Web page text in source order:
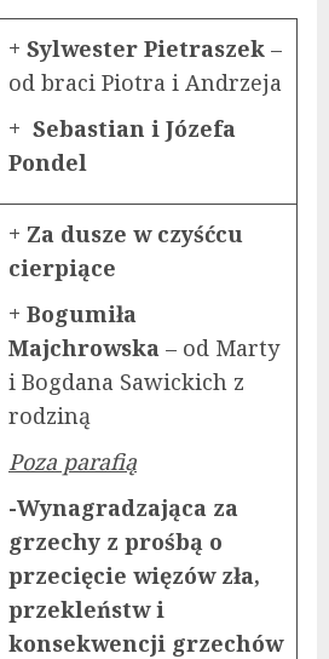
+ Sylwester Pietraszek –
od braci Piotra i Andrzeja
+ Sebastian i Józefa
Pondel
+ Za dusze w czyśćcu
cierpiące
+ Bogumiła
Majchrowska – od Marty
i Bogdana Sawickich z
rodziną
Poza parafią
-Wynagradzająca za
grzechy z prośbą o
przecięcie więzów zła,
przekleństw i
konsekwencji grzechów